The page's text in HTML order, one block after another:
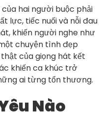
hai người buộc phải
lực, tiếc nuối và nỗi đau
khiến người nghe như
chuyện tình đẹp
của giọng hát kết
khiến ca khúc trở
ai từng tổn thương.
Nào